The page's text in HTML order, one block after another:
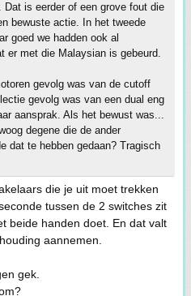
is eerder of een grove fout die
bewuste actie. In het tweede
goed we hadden ook al
er met die Malaysian is gebeurd.
gevolg was van de cutoff
gevolg was van een dual eng
aansprak. Als het bewust was...
degene die de ander
dat te hebben gedaan? Tragisch
die je uit moet trekken
tussen de 2 switches zit
beide handen doet. En dat valt
aannemen.
gek.